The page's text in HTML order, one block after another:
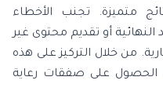
متميزة. تجنب الأخطاء
النهائية أو تقديم محتوى غير
من خلال التركيز على هذه
الحصول على صفقات رعاية